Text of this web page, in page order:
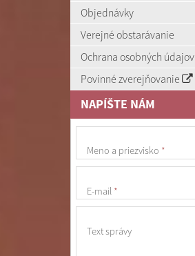
Objednávky
Verejné obstarávanie
Ochrana osobných údajov
Povinné zverejňovanie
NAPÍŠTE NÁM
Meno a priezvisko *
E-mail *
Text správy